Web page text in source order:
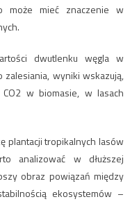
może mieć znaczenie w
dwutlenku węgla w
wyniki wskazują,
w biomasie, w lasach
plantacji tropikalnych lasów
analizować w dłuższej
obraz powiązań między
ekosystemów –